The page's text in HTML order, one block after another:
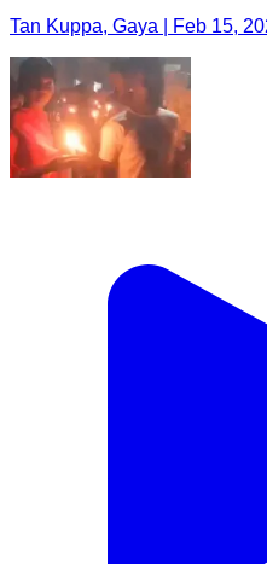
Tan Kuppa, Gaya | Feb 15,